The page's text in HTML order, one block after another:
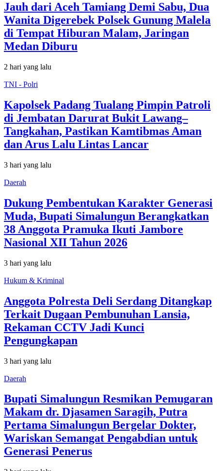
Jauh dari Aceh Tamiang Demi Sabu, Dua
Wanita Digerebek Polsek Gunung Malela
di Tempat Hiburan Malam, Jaringan
Medan Diburu
2 hari yang lalu
TNI - Polri
Kapolsek Padang Tualang Pimpin Patroli
di Jembatan Darurat Bukit Lawang–
Tangkahan, Pastikan Kamtibmas Aman
dan Arus Lalu Lintas Lancar
3 hari yang lalu
Daerah
Dukung Pembentukan Karakter Generasi
Muda, Bupati Simalungun Berangkatkan
38 Anggota Pramuka Ikuti Jambore
Nasional XII Tahun 2026
3 hari yang lalu
Hukum & Kriminal
Anggota Polresta Deli Serdang Ditangkap
Terkait Dugaan Pembunuhan Lansia,
Rekaman CCTV Jadi Kunci
Pengungkapan
3 hari yang lalu
Daerah
Bupati Simalungun Resmikan Pemugaran
Makam dr. Djasamen Saragih, Putra
Pertama Simalungun Bergelar Dokter,
Wariskan Semangat Pengabdian untuk
Generasi Penerus